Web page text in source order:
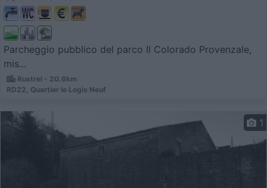
Parcheggio pubblico del parco Il Colorado Provenzale,
mis...
Rustrel - 20.6km
RD22, Quartier le Logis Neuf
1